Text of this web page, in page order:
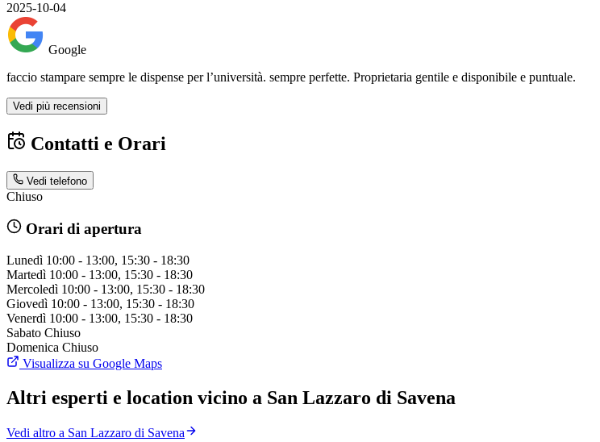
2025-10-04
Google
faccio stampare sempre le dispense per l’università. sempre perfette. Proprietaria gentile e disponibile e puntuale.
Vedi più recensioni
Contatti e Orari
Vedi telefono
Chiuso
Orari di apertura
Lunedì 10:00 - 13:00, 15:30 - 18:30
Martedì 10:00 - 13:00, 15:30 - 18:30
Mercoledì 10:00 - 13:00, 15:30 - 18:30
Giovedì 10:00 - 13:00, 15:30 - 18:30
Venerdì 10:00 - 13:00, 15:30 - 18:30
Sabato Chiuso
Domenica Chiuso
Visualizza su Google Maps
Altri esperti e location vicino a San Lazzaro di Savena
Vedi altro a San Lazzaro di Savena